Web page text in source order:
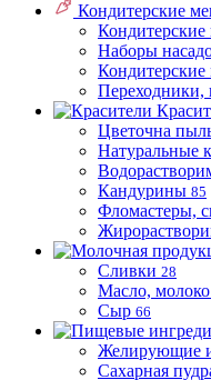
Кондитерские
Кондитерские
Наборы
Переходники,
Цветочна
Натуральные
Кандурины 85
Фломастеры,
Сливки 28
Масло, молоко
Сыр 66
Желирующие и
Сахарная